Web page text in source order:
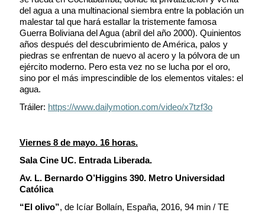
del agua a una multinacional siembra entre la población un
malestar tal que hará estallar la tristemente famosa
Guerra Boliviana del Agua (abril del año 2000). Quinientos
años después del descubrimiento de América, palos y
piedras se enfrentan de nuevo al acero y la pólvora de un
ejército moderno. Pero esta vez no se lucha por el oro,
sino por el más imprescindible de los elementos vitales: el
agua.
Tráiler: https://www.dailymotion.com/video/x7tzf3o
Viernes 8 de mayo. 16 horas.
Sala Cine UC. Entrada Liberada.
Av. L. Bernardo O’Higgins 390. Metro Universidad
Católica
“El olivo”, de Icíar Bollaín, España, 2016, 94 min / TE